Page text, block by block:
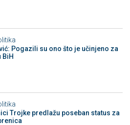
Pogazili su ono što je učinjeno za
BiH
Trojke predlažu poseban status za